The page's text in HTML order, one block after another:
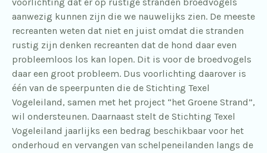
aanwezig kunnen zijn die we nauwelijks zien. De meeste
recreanten weten dat niet en juist omdat die stranden
rustig zijn denken recreanten dat de hond daar even
probleemloos los kan lopen. Dit is voor de broedvogels
daar een groot probleem. Dus voorlichting daarover is
één van de speerpunten die de Stichting Texel
Vogeleiland, samen met het project “het Groene Strand”,
wil ondersteunen. Daarnaast stelt de Stichting Texel
Vogeleiland jaarlijks een bedrag beschikbaar voor het
onderhoud en vervangen van schelpeneilanden langs de